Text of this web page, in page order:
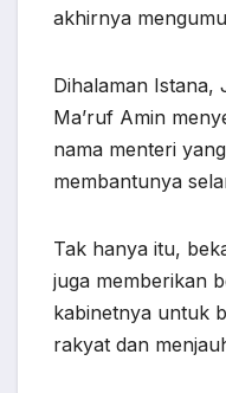
akhirnya
Dihalaman Istana,
Ma’ruf Amin
nama menteri
membantunya
Tak hanya itu,
juga memberikan
kabinetnya untuk
rakyat dan